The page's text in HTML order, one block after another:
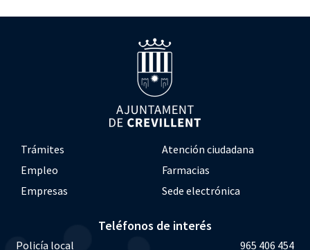
Trámites
Atención ciudadana
Empleo
Farmacias
Empresas
Sede electrónica
Teléfonos de interés
Policía local
965 406 454